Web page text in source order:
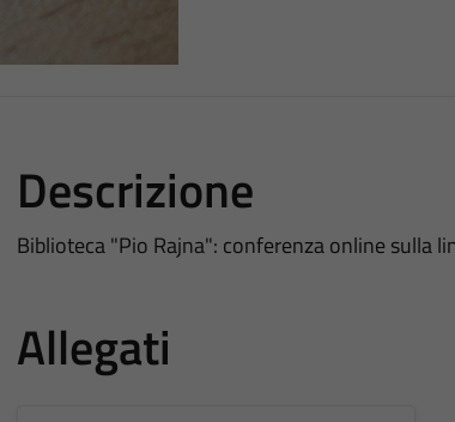
Descrizione
Biblioteca "Pio Rajna": conferenza online sulla
Allegati